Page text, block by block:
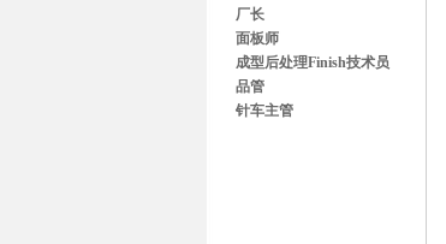
厂长
面板师
成型后处理Finish技术员
品管
针车主管